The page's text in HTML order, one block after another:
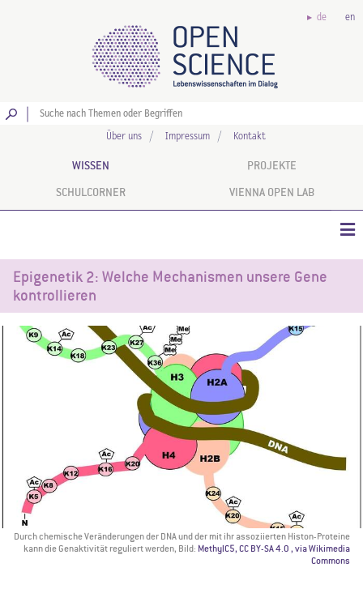
de en
Über uns Impressum Kontakt
WISSEN PROJEKTE
SCHULCORNER VIENNA OPEN LAB
Epigenetik 2: Welche Mechanismen unsere Gene
kontrollieren
Durch chemische Veränderungen der DNA und der mit ihr assoziierten Histon-Proteine
kann die Genaktivität reguliert werden, Bild: MethylC5, CC BY-SA 4.0 , via Wikimedia
Commons